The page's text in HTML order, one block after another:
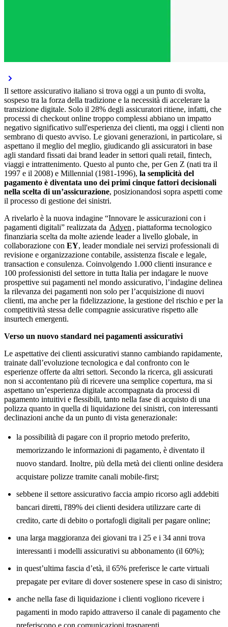
Il settore assicurativo italiano si trova oggi a un punto di svolta,
sospeso tra la forza della tradizione e la necessità di accelerare la
transizione digitale. Solo il 28% degli assicuratori ritiene, infatti, che
processi di checkout online troppo complessi abbiano un impatto
negativo significativo sull'esperienza dei clienti, ma oggi i clienti non
sembrano di questo avviso. Le giovani generazioni, in particolare, si
aspettano il meglio del meglio, giudicando gli assicuratori in base
agli standard fissati dai brand leader in settori quali retail, fintech,
viaggi e intrattenimento. Questo al punto che, per Gen Z (nati tra il
1997 e il 2008) e Millennial (1981-1996), la semplicità del
pagamento è diventata uno dei primi cinque fattori decisionali
nella scelta di un’assicurazione, posizionandosi sopra aspetti come
il processo di gestione dei sinistri.
A rivelarlo è la nuova indagine “Innovare le assicurazioni con i
pagamenti digitali” realizzata da Adyen , piattaforma tecnologico
finanziaria scelta da molte aziende leader a livello globale, in
collaborazione con EY, leader mondiale nei servizi professionali di
revisione e organizzazione contabile, assistenza fiscale e legale,
transaction e consulenza. Coinvolgendo 1.000 clienti insurance e
100 professionisti del settore in tutta Italia per indagare le nuove
prospettive sui pagamenti nel mondo assicurativo, l’indagine delinea
la rilevanza dei pagamenti non solo per l’acquisizione di nuovi
clienti, ma anche per la fidelizzazione, la gestione del rischio e per la
competitività stessa delle compagnie assicurative rispetto alle
insurtech emergenti.
Verso un nuovo standard nei pagamenti assicurativi
Le aspettative dei clienti assicurativi stanno cambiando rapidamente,
trainate dall’evoluzione tecnologica e dal confronto con le
esperienze offerte da altri settori. Secondo la ricerca, gli assicurati
non si accontentano più di ricevere una semplice copertura, ma si
aspettano un’esperienza digitale accompagnata da processi di
pagamento intuitivi e flessibili, tanto nella fase di acquisto di una
polizza quanto in quella di liquidazione dei sinistri, con interessanti
declinazioni anche da un punto di vista generazionale:
la possibilità di pagare con il proprio metodo preferito,
memorizzando le informazioni di pagamento, è diventato il
nuovo standard. Inoltre, più della metà dei clienti online desidera
acquistare polizze tramite canali mobile-first;
sebbene il settore assicurativo faccia ampio ricorso agli addebiti
bancari diretti, l'89% dei clienti desidera utilizzare carte di
credito, carte di debito o portafogli digitali per pagare online;
una larga maggioranza dei giovani tra i 25 e i 34 anni trova
interessanti i modelli assicurativi su abbonamento (il 60%);
in quest’ultima fascia d’età, il 65% preferisce le carte virtuali
prepagate per evitare di dover sostenere spese in caso di sinistro;
anche nella fase di liquidazione i clienti vogliono ricevere i
pagamenti in modo rapido attraverso il canale di pagamento che
preferiscono e con comunicazioni trasparenti.